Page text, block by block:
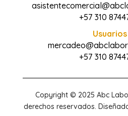
+57 310
Usuarios
+57 310
Copyright © 2025 Abc
derechos reservados.